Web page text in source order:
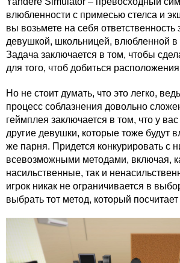
влюбленности с примесью стелса и
вы возьмете на себя ответственность
девушкой, школьницей, влюбленной
Задача заключается в том, чтобы
для того, чтоб добиться
Но не стоит думать, что это легко,
процесс соблазнения довольно
геймплея заключается в том, что у
другие девушки, которые тоже будут
же парня. Придется конкурировать с
всевозможными методами, включая,
насильственные, так и
игрок никак не ограничивается в
выбрать тот метод, который